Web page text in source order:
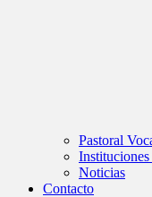
Pastoral
Noticias
Contacto